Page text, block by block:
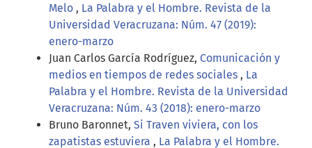
Melo , La Palabra y el Hombre. Revista de la
Universidad Veracruzana: Núm. 47 (2019):
enero-marzo
Juan Carlos García Rodríguez, Comunicación y
medios en tiempos de redes sociales , La
Palabra y el Hombre. Revista de la Universidad
Veracruzana: Núm. 43 (2018): enero-marzo
Bruno Baronnet, Si Traven viviera, con los
zapatistas estuviera , La Palabra y el Hombre.